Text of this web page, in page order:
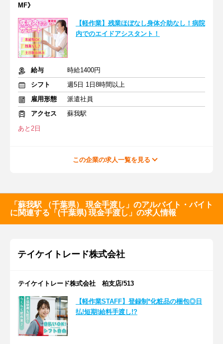
MF》
【軽作業】残業ほぼなし身体介助なし！病院
内でのエイドアシスタント！
給与
時給1400円
シフト
週5日 1日8時間以上
雇用形態
派遣社員
アクセス
蘇我駅
あと2日
この企業の求人一覧を見る
「蘇我駅 （千葉県） 現金手渡し」のアルバイト・バイト
に関連する「(千葉県) 現金手渡し」の求人情報
テイケイトレード株式会社
テイケイトレード株式会社 柏支店/513
【軽作業STAFF】登録制*化粧品の梱包◎日
払!短期!給料手渡し!?